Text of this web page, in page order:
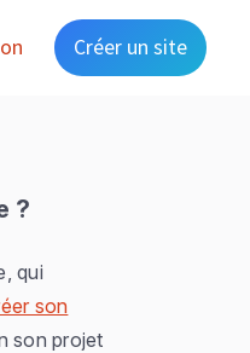
Créer un site
?
qui
son
son projet